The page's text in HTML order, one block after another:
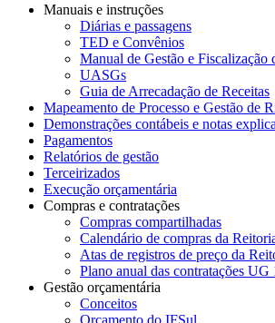
Manuais e instruções
Diárias e passagens
TED e Convênios
Manual de Gestão e Fiscalização
UASGs
Guia de Arrecadação de Receitas
Mapeamento de Processo e Gestão de
Demonstrações contábeis e notas
Pagamentos
Relatórios de gestão
Terceirizados
Execução orçamentária
Compras e contratações
Compras compartilhadas
Calendário de compras da
Atas de registros de preço da
Plano anual das contratações
Gestão orçamentária
Conceitos
Orçamento do IFSul